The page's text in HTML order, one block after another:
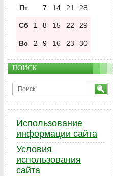
Пт 7 14 21 28
Сб 1 8 15 22 29
Вс 2 9 16 23 30
ПОИСК
Использование
информации сайта
Условия
использования
сайта